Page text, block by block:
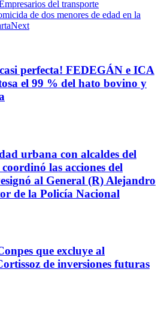
del transporte
de dos menores de edad en la
Next
perfecta! FEDEGÁN e ICA
el 99 % del hato bovino y
urbana con alcaldes del
las acciones del
al General (R) Alejandro
de la Policía Nacional
que excluye al
de inversiones futuras